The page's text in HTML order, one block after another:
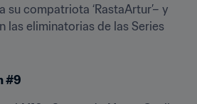
compatriota ‘RastaArtur’– y
las eliminatorias de las Series
#9